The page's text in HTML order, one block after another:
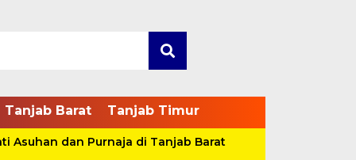
Tanjab Barat Tanjab Timur
Asuhan dan Purnaja di Tanjab Barat